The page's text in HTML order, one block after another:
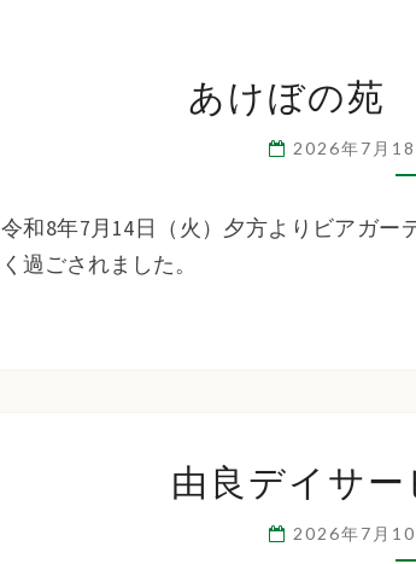
あけぼの苑
2026年7月
令和8年7月14日（火）夕方よりビアガー
く過ごされました。
由良デイサ
2026年7月